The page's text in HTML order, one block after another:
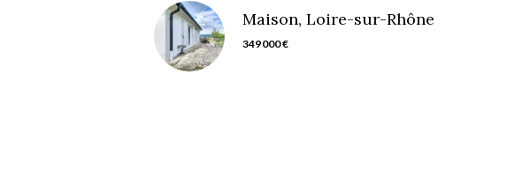
Maison, Loire-sur-Rhône
349 000 €